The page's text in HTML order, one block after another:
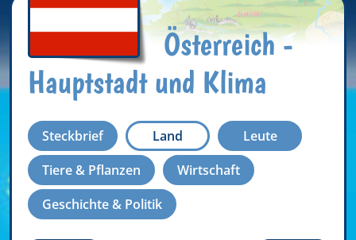
Österreich -
Hauptstadt und Klima
Steckbrief Land
Leute
Tiere & Pflanzen
Wirtschaft
Geschichte & Politik